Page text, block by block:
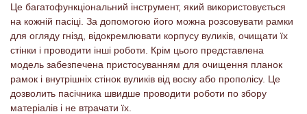
Це багатофункціональний інструмент, який використовується
на кожній пасіці. За допомогою його можна розсовувати рамки
для огляду гнізд, відокремлювати корпусу вуликів, очищати їх
стінки і проводити інші роботи. Крім цього представлена ​​
модель забезпечена пристосуванням для очищення планок
рамок і внутрішніх стінок вуликів від воску або прополісу. Це
дозволить пасічника швидше проводити роботи по збору
матеріалів і не втрачати їх.